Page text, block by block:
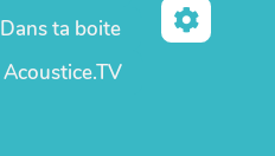
Dans ta boite
Acoustice.TV